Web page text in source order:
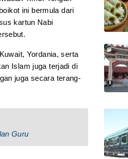
ini bermula dari
kartun Nabi
Yordania, serta
Islam juga terjadi di
juga secara terang-
Guru